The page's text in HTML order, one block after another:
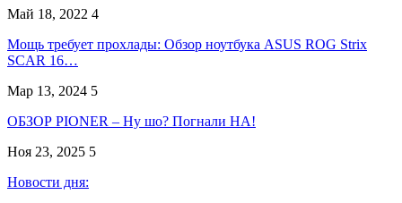
Май 18, 2022 4
Мощь требует прохлады: Обзор ноутбука ASUS ROG Strix
SCAR 16…
Мар 13, 2024 5
ОБЗОР PIONER – Ну шо? Погнали НА!
Ноя 23, 2025 5
Новости дня: